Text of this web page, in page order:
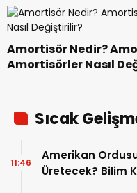
Amortisör Nedir?
Amortisörler Nasıl
Sıcak
Amerikan
Üretecek? Bilim
11:46